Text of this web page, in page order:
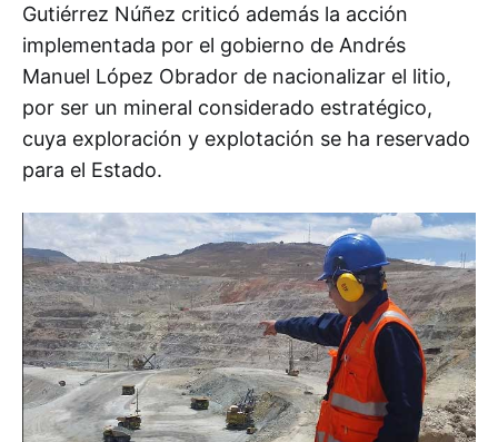
Gutiérrez Núñez criticó además la acción
implementada por el gobierno de Andrés
Manuel López Obrador de nacionalizar el litio,
por ser un mineral considerado estratégico,
cuya exploración y explotación se ha reservado
para el Estado.